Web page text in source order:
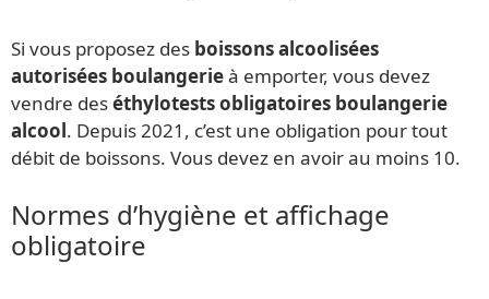
Si vous proposez des boissons alcoolisées
autorisées boulangerieà emporter, vous devez
vendre deséthylotests obligatoires boulangerie
alcool. Depuis 2021, c’est une obligation pour tout
débit de boissons. Vous devez en avoir au moins 10.
Normes d’hygiène et affichage
obligatoire